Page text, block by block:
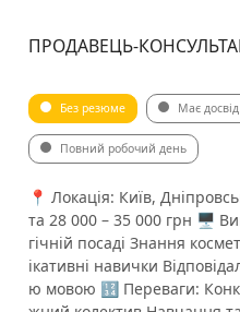
ПРОДАВЕЦЬ-
Без резюме Має досвід
Повний робочий день
📍 Локація: Київ,
та 28 000 – 35 000 грн 🖥
гічній посаді Знання
ікативні навички
ю мовою 🔢 Переваги: